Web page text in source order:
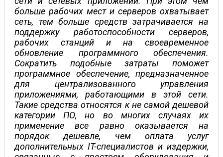
больше рабочих мест и серверов охватывает
сеть, тем больше средств затрачивается на
поддержку работоспособности серверов,
рабочих станций и на своевременное
обновление программного обеспечения.
Сократить подобные затраты поможет
программное обеспечение, предназначенное
для централизованного управления
приложениями, работающими в этой сети.
Такие средства относятся к не самой дешевой
категории ПО, но во многих случаях их
применение все равно оказывается на
порядок дешевле, чем оплата услуг
дополнительных IT-специалистов и издержки,